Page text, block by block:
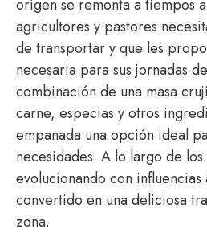
origen se remonta a tiempos
agricultores y pastores
de transportar y que les
necesaria para sus jornadas
combinación de una masa
carne, especias y otros
empanada una opción ideal
necesidades. A lo largo de
evolucionando con influencias
convertido en una deliciosa
zona.